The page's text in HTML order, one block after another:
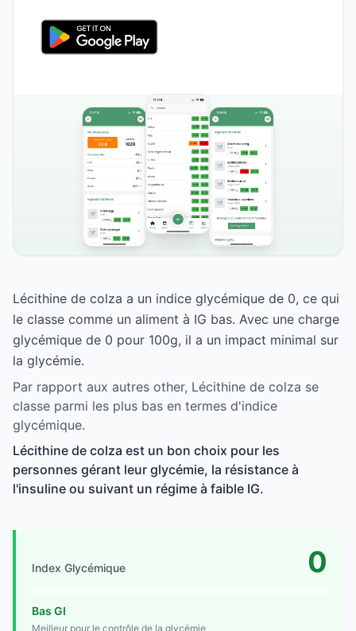
Lécithine de colza a un indice glycémique de 0, ce qui
le classe comme un aliment à IG bas. Avec une charge
glycémique de 0 pour 100g, il a un impact minimal sur
la glycémie.
Par rapport aux autres other, Lécithine de colza se
classe parmi les plus bas en termes d'indice
glycémique.
Lécithine de colza est un bon choix pour les
personnes gérant leur glycémie, la résistance à
l'insuline ou suivant un régime à faible IG.
Index Glycémique 0
Bas GI
Meilleur pour le contrôle de la glycémie